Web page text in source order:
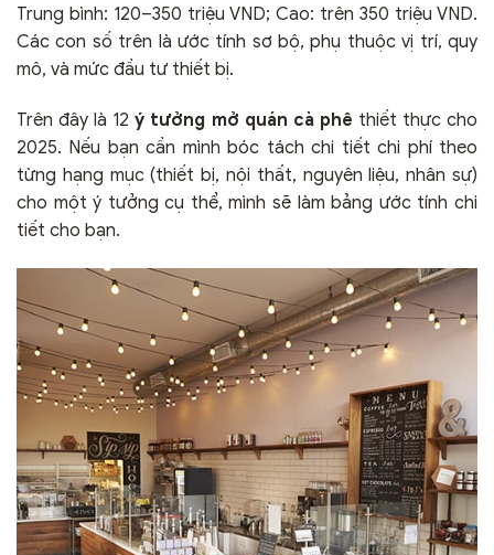
Trung bình: 120–350 triệu VND; Cao: trên 350 triệu VND.
Các con số trên là ước tính sơ bộ, phụ thuộc vị trí, quy
mô, và mức đầu tư thiết bị.
Trên đây là 12ý tưởng mở quán cà phê thiết thực cho
2025. Nếu bạn cần mình bóc tách chi tiết chi phí theo
từng hạng mục (thiết bị, nội thất, nguyên liệu, nhân sự)
cho một ý tưởng cụ thể, mình sẽ làm bảng ước tính chi
tiết cho bạn.